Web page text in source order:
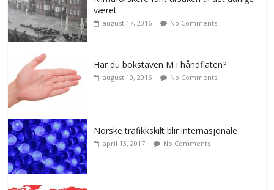
været
august 17, 2016 No Comments
Har du bokstaven M i håndflaten?
august 10, 2016 No Comments
Norske trafikkskilt blir internasjonale
april 13, 2017 No Comments